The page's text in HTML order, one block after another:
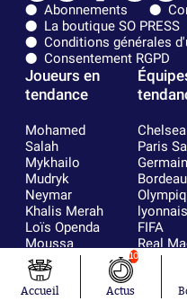
Abonnements
La boutique SO PRESS
Conditions générales
Consentement RGPD
Joueurs en
tendance
Mohamed
Salah
Mykhailo
Mudryk
Neymar
Khalis Merah
Loïs Openda
Moussa
Niakhaté
Nicolás
Tagliafico
Chelsea
Paris
Germain
lyonnais
FIFA
Real
RC
AC
Accueil
10
Actus